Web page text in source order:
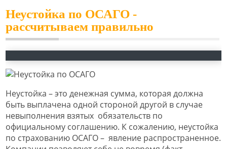
Неустойка по ОСАГО -
рассчитываем правильно
Неустойка – это денежная сумма, которая должна
быть выплачена одной стороной другой в случае
невыполнения взятых обязательств по
официальному соглашению. К сожалению, неустойка
по страхованию ОСАГО – явление распространенное.